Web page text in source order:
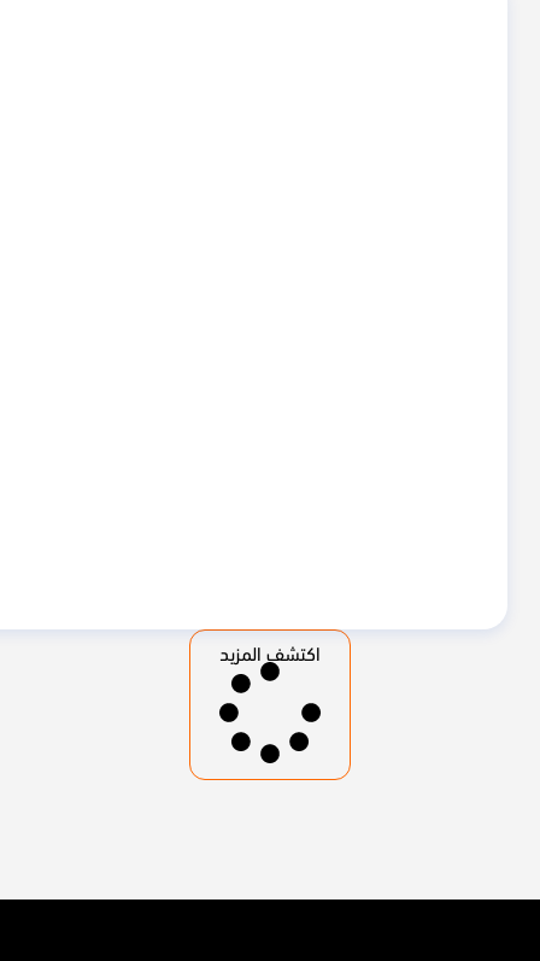
اكتشف المزيد